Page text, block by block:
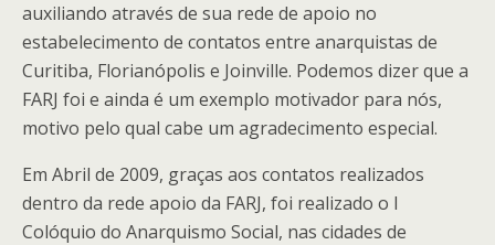
auxiliando através de sua rede de apoio no
estabelecimento de contatos entre anarquistas de
Curitiba, Florianópolis e Joinville. Podemos dizer que a
FARJ foi e ainda é um exemplo motivador para nós,
motivo pelo qual cabe um agradecimento especial.
Em Abril de 2009, graças aos contatos realizados
dentro da rede apoio da FARJ, foi realizado o I
Colóquio do Anarquismo Social, nas cidades de